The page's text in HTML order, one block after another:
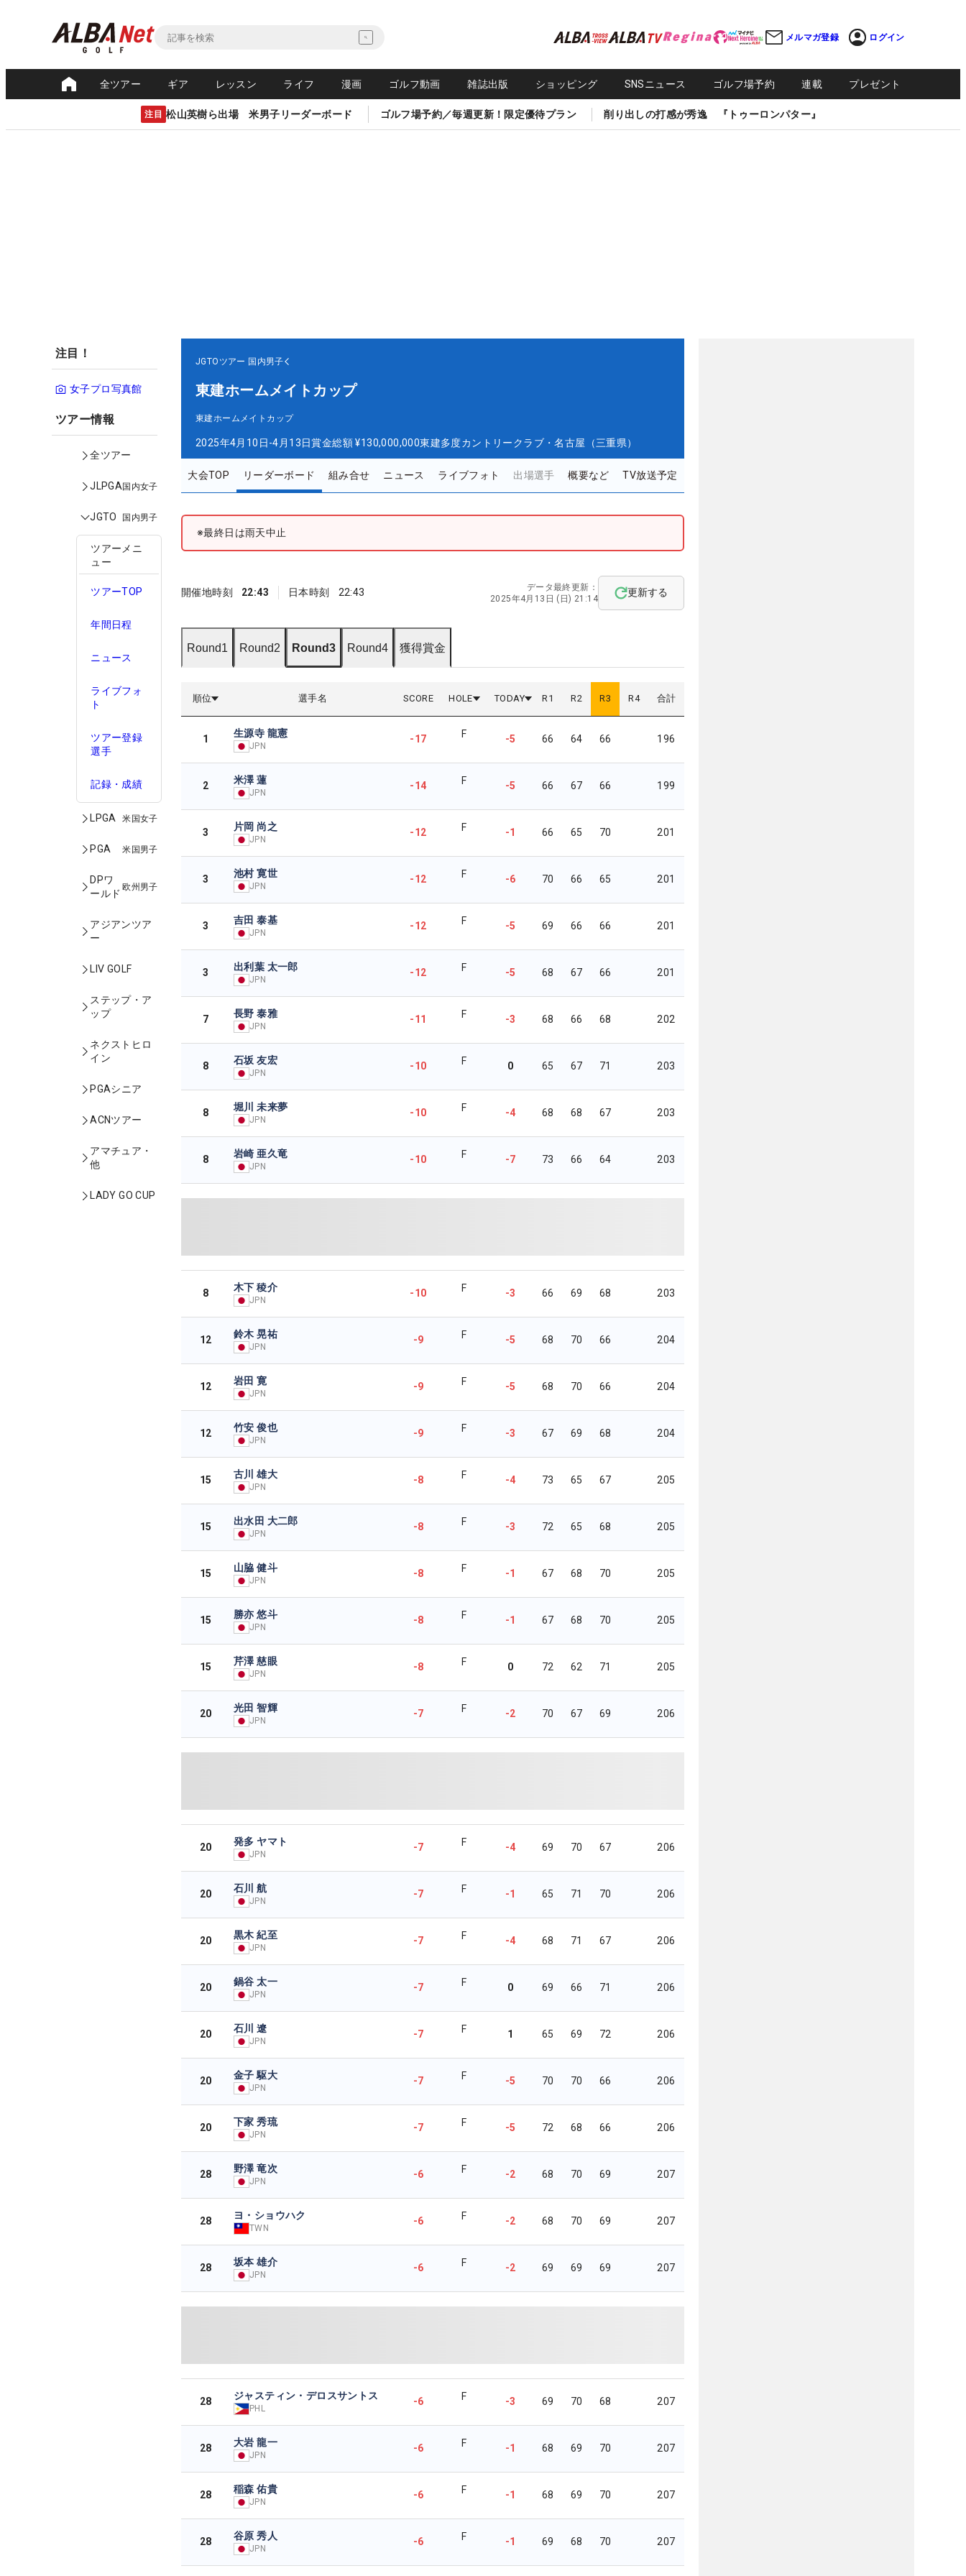
メルマガ登録 ログイン
全ツアー ギア レッスン ライフ 漫画 ゴルフ動画 雑誌出版 ショッピング SNSニュース ゴルフ場予約 連載 プレゼント
注目 松山英樹ら出場 米男子リーダーボード ゴルフ場予約／毎週更新！限定優待プラン 削り出しの打感が秀逸 『トゥーロンパター』
注目！
女子プロ写真館
ツアー情報
全ツアー
JLPGA国内女子
JGTO 国内男子
ツアーメニ
ュー
ツアーTOP
年間日程
ニュース
ライブフォ
ト
ツアー登録
選手
記録・成績
LPGA 米国女子
PGA 米国男子
DPワ
ールド
欧州男子
アジアンツア
ー
LIV GOLF
ステップ・ア
ップ
ネクストヒロ
イン
PGAシニア
ACNツアー
アマチュア・
他
LADY GO CUP
JGTOツアー 国内男子
東建ホームメイトカップ
東建ホームメイトカップ
2025年4月10日-4月13日賞金総額 ¥130,000,000東建多度カントリークラブ・名古屋（三重県）
大会TOP リーダーボード 組み合せ ニュース ライブフォト 出場選手 概要など TV放送予定
※最終日は雨天中止
開催地時刻 22:43 日本時刻 22:43
データ最終更新：
2025年4月13日 (日) 21:14
更新する
Round1 Round2 Round3 Round4 獲得賞金
順位 選手名 SCORE HOLE TODAY R 1 R2 R3 R4 合計
1 生源寺 龍憲
JPN
-17 F -5 66 64 66 196
2 米澤 蓮
JPN
-14 F -5 66 67 66 199
3 片岡 尚之
JPN
-12 F -1 66 65 70 201
3 池村 寛世
JPN
-12 F -6 70 66 65 201
3 吉田 泰基
JPN
-12 F -5 69 66 66 201
3 出利葉 太一郎
JPN
-12 F -5 68 67 66 201
7 長野 泰雅
JPN
-11 F -3 68 66 68 202
8 石坂 友宏
JPN
-10 F 0 65 67 71 203
8 堀川 未来夢
JPN
-10 F -4 68 68 67 203
8 岩崎 亜久竜
JPN
-10 F -7 73 66 64 203
8 木下 稜介
JPN
-10 F -3 66 69 68 203
12 鈴木 晃祐
JPN
-9 F -5 68 70 66 204
12 岩田 寛
JPN
-9 F -5 68 70 66 204
12 竹安 俊也
JPN
-9 F -3 67 69 68 204
15 古川 雄大
JPN
-8 F -4 73 65 67 205
15 出水田 大二郎
JPN
-8 F -3 72 65 68 205
15 山脇 健斗
JPN
-8 F -1 67 68 70 205
15 勝亦 悠斗
JPN
-8 F -1 67 68 70 205
15 芹澤 慈眼
JPN
-8 F 0 72 62 71 205
20 光田 智輝
JPN
-7 F -2 70 67 69 206
20 発多 ヤマト
JPN
-7 F -4 69 70 67 206
20 石川 航
JPN
-7 F -1 65 71 70 206
20 黒木 紀至
JPN
-7 F -4 68 71 67 206
20 鍋谷 太一
JPN
-7 F 0 69 66 71 206
20 石川 遼
JPN
-7 F 1 65 69 72 206
20 金子 駆大
JPN
-7 F -5 70 70 66 206
20 下家 秀琉
JPN
-7 F -5 72 68 66 206
28 野澤 竜次
JPN
-6 F -2 68 70 69 207
28 ヨ・ショウハク
TWN
-6 F -2 68 70 69 207
28 坂本 雄介
JPN
-6 F -2 69 69 69 207
28 ジャスティン・デロスサントス
PHL
-6 F -3 69 70 68 207
28 大岩 龍一
JPN
-6 F -1 68 69 70 207
28 稲森 佑貴
JPN
-6 F -1 68 69 70 207
28 谷原 秀人
JPN
-6 F -1 69 68 70 207